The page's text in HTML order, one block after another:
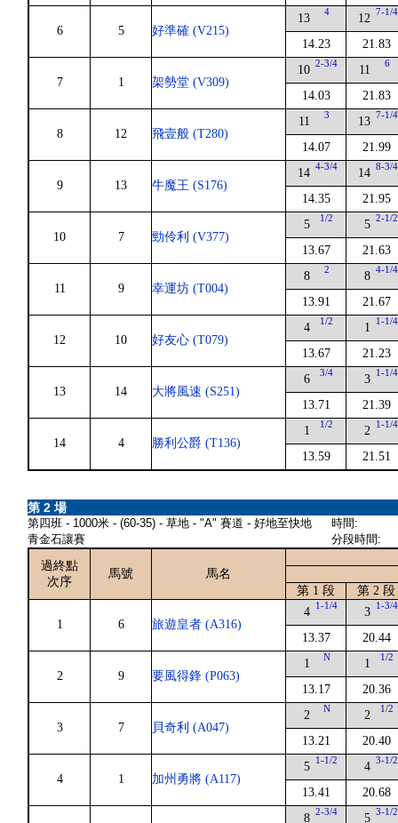
6 5 好準確 (V215)
13 4
14.23
12 7-1/4
21.83
7 1 架勢堂 (V309)
10 2-3/4
14.03
11 6
21.83
8 12 飛壹般 (T280)
11 3
14.07
13 7-1/4
21.99
9 13 牛魔王 (S176)
14 4-3/4
14.35
14 8-3/4
21.95
10 7 勁伶利 (V377)
5 1/2
13.67
5 2-1/2
21.63
11 9 幸運坊 (T004)
8 2
13.91
8 4-1/4
21.67
12 10 好友心 (T079)
4 1/2
13.67
1 1-1/4
21.23
13 14 大將風速 (S251)
6 3/4
13.71
3 1-1/4
21.39
14 4 勝利公爵 (T136)
1 1/2
13.59
2 1-1/4
21.51
第 2 場
第四班 - 1000米 - (60-35) - 草地 - "A" 賽道 - 好地至快地
青金石讓賽
時間:
分段時間:
過終點
次序
馬號
馬名
第 1 段
第 2 段
1 6 旅遊皇者 (A316)
4 1-1/4
13.37
3 1-3/4
20.44
2 9 要風得鋒 (P063)
1 N
13.17
1 1/2
20.36
3 7 貝奇利 (A047)
2 N
13.21
2 1/2
20.40
4 1 加州勇將 (A117)
5 1-1/2
13.41
4 3-1/2
20.68
8 2-3/4 5 3-1/2